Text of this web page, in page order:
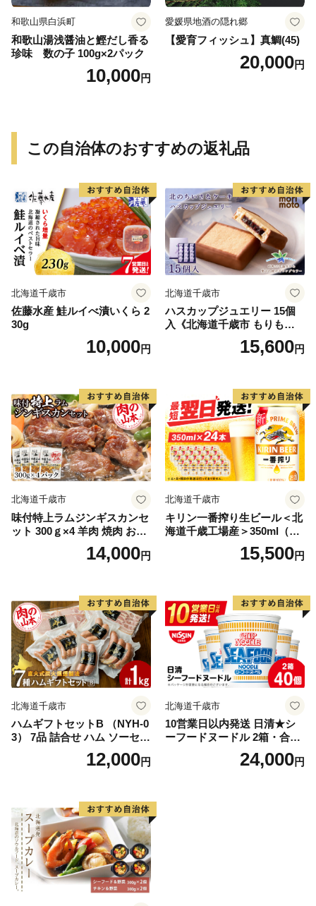
和歌山県白浜町
和歌山湯浅醤油と鰹だし香る
珍味 数の子 100g×2パック
10,000円
愛媛県地酒の隠れ郷
【愛育フィッシュ】真鯛(45)
20,000円
この自治体のおすすめの返礼品
北海道千歳市
佐藤水産 鮭ルイべ漬いくら 2
30g
10,000円
北海道千歳市
ハスカップジュエリー 15個
入《北海道千歳市 もりも
15,600円
北海道千歳市
味付特上ラムジンギスカンセ
ット 300ｇ×4 羊肉 焼肉 お肉
味付き BBQ キャンプ ＜肉の
14,000円
北海道千歳市
キリン一番搾り生ビール＜北
海道千歳工場産＞350ml（24
15,500円
北海道千歳市
ハムギフトセットB （NYH-0
3） 7品 詰合せ ハム ソーセー
12,000円
北海道千歳市
10営業日以内発送 日清★シ
ーフードヌードル 2箱・合計
24,000円